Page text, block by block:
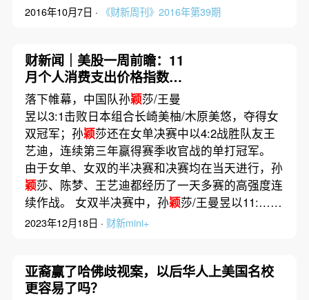
2016年10月7日 · 《财新周刊》2016年第39期
财新闻｜美股一周前瞻：11
月个人消费支出价格指数出
炉
落下帷幕，中国队孙颖莎/王曼
昱以3:1击败日本组合长崎美柚/木原美悠，夺得女
双冠军；孙颖莎还在女单决赛中以4:2战胜队友王
艺迪，连续第三年赢得赛季收官战的单打冠军。
由于女单、女双的半决赛和决赛均在当天进行，孙
颖莎、陈梦、王艺迪都经历了一天多赛的高强度连
续作战。 女双半决赛中，孙颖莎/王曼昱以11:……
2023年12月18日 · 财新mini+
亚裔赢了哈佛歧视案，以后华人上美国名校
更容易了吗？